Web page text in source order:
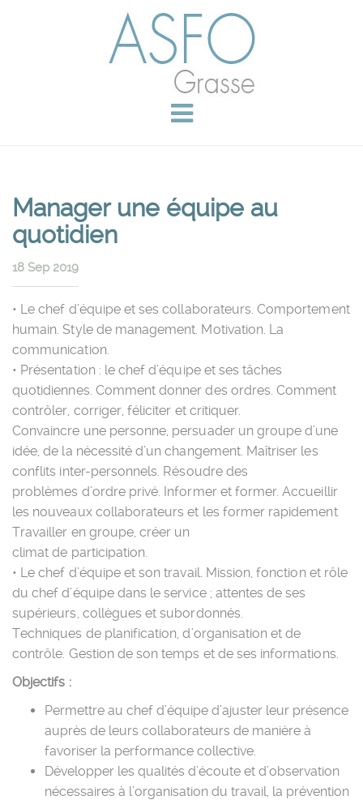
Manager une équipe au
quotidien
18 Sep 2019
• Le chef d’équipe et ses collaborateurs. Comportement
humain. Style de management. Motivation. La
communication.
• Présentation : le chef d’équipe et ses tâches
quotidiennes. Comment donner des ordres. Comment
contrôler, corriger, féliciter et critiquer.
Convaincre une personne, persuader un groupe d’une
idée, de la nécessité d’un changement. Maîtriser les
conflits inter-personnels. Résoudre des
problèmes d’ordre privé. Informer et former. Accueillir
les nouveaux collaborateurs et les former rapidement
Travailler en groupe, créer un
climat de participation.
• Le chef d’équipe et son travail. Mission, fonction et rôle
du chef d’équipe dans le service ; attentes de ses
supérieurs, collègues et subordonnés.
Techniques de planification, d’organisation et de
contrôle. Gestion de son temps et de ses informations.
Objectifs :
Permettre au chef d’équipe d’ajuster leur présence
auprès de leurs collaborateurs de manière à
favoriser la performance collective.
Développer les qualités d’écoute et d’observation
nécessaires à l’organisation du travail, la prévention